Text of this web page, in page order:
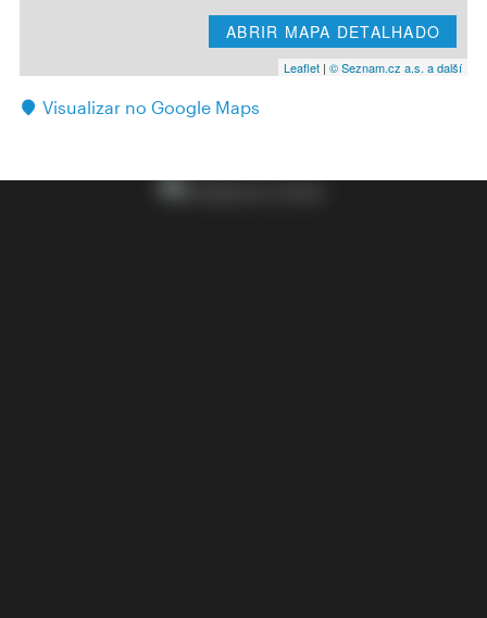
ABRIR MAPA DETALHADO
Leaflet | © Seznam.cz a.s. a další
Visualizar no Google Maps